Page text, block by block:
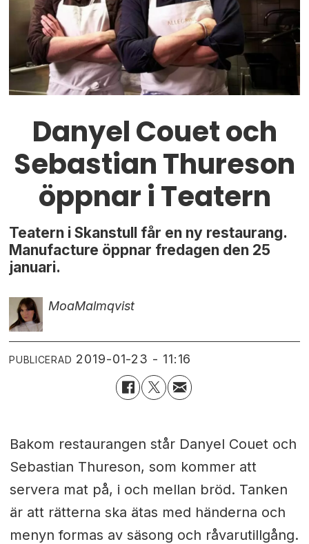
Danyel Couet och
Sebastian Thureson
öppnar i Teatern
Teatern i Skanstull får en ny restaurang.
Manufacture öppnar fredagen den 25
januari.
MoaMalmqvist
PUBLICERAD 2019-01-23 - 11:16
Bakom restaurangen står Danyel Couet och
Sebastian Thureson, som kommer att
servera mat på, i och mellan bröd. Tanken
är att rätterna ska ätas med händerna och
menyn formas av säsong och råvarutillgång.